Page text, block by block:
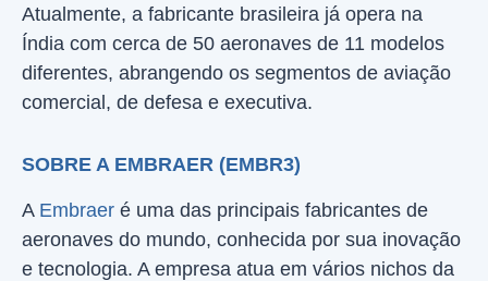
Atualmente, a fabricante brasileira já opera na
Índia com cerca de 50 aeronaves de 11 modelos
diferentes, abrangendo os segmentos de aviação
comercial, de defesa e executiva.
SOBRE A EMBRAER (EMBR3)
A Embraer é uma das principais fabricantes de
aeronaves do mundo, conhecida por sua inovação
e tecnologia. A empresa atua em vários nichos da